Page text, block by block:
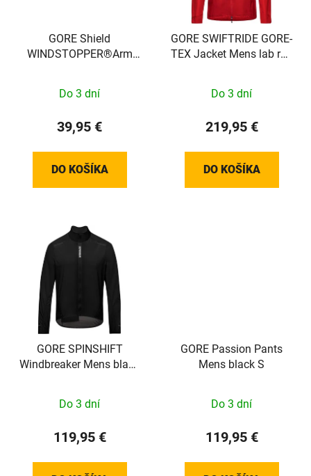
GORE Shield
WINDSTOPPER®Arm
Do 3 dní
39,95 €
DO KOŠÍKA
GORE SWIFTRIDE GORE-
TEX Jacket Mens lab red
Do 3 dní
219,95 €
DO KOŠÍKA
GORE SPINSHIFT
Windbreaker Mens black
Do 3 dní
119,95 €
GORE Passion Pants
Mens black S
Do 3 dní
119,95 €